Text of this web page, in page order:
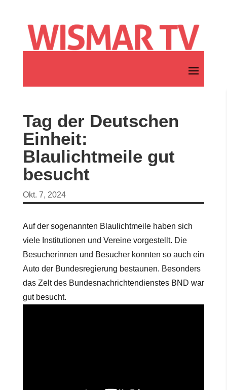
Tag der Deutschen
Einheit:
Blaulichtmeile gut
besucht
Okt. 7, 2024
Auf der sogenannten Blaulichtmeile haben sich
viele Institutionen und Vereine vorgestellt. Die
Besucherinnen und Besucher konnten so auch ein
Auto der Bundesregierung bestaunen. Besonders
das Zelt des Bundesnachrichtendienstes BND war
gut besucht.